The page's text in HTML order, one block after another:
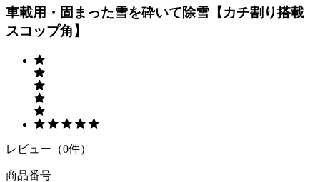
車載用・固まった雪を砕いて除雪【カチ割り搭載
スコップ角】
レビュー（0件）
商品番号